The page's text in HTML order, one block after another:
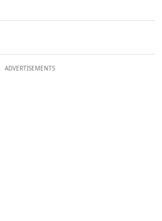
ADVERTISEMENTS